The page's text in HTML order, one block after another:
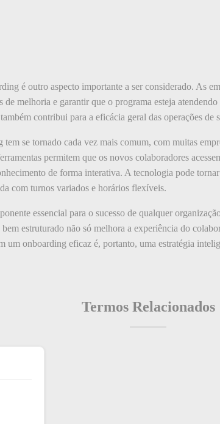
é outro aspecto importante a ser considerado. As
melhoria e garantir que o programa esteja atendendo
contribui para a eficácia geral das operações de
se tornado cada vez mais comum, com muitas
permitem que os novos colaboradores
de forma interativa. A tecnologia pode
com turnos variados e horários flexíveis.
essencial para o sucesso de qualquer
estruturado não só melhora a experiência do
um onboarding eficaz é, portanto, uma estratégia
Termos Relacionados